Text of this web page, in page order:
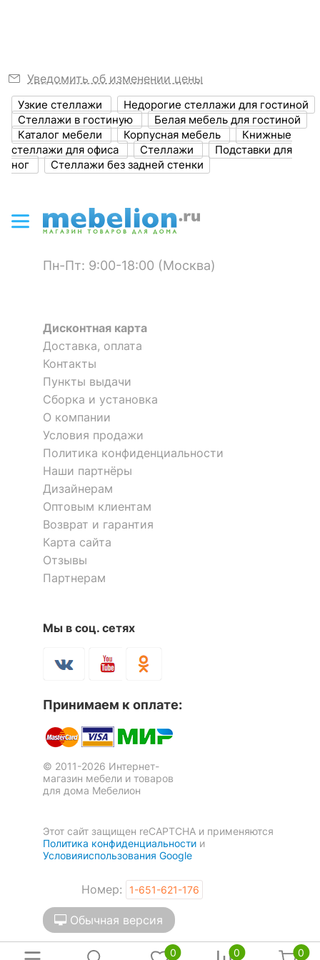
Объем упаковки,
куб. м
?
0.047
Масса брутто, кг 22.1
Цвет корпуса ? белый
ОСОБЕННОСТИ ПРИМЕНЕНИЯ
Рекомендуемые
помещения
Максимальная
нагрузка, кг
на полку - 5 кг
Скрыть
Уведомить об изменении цены
Узкие стеллажи
Недорогие стеллажи для гостиной
Стеллажи в гостиную
Белая мебель для гостиной
Каталог мебели
Корпусная мебель
Книжные
стеллажи для офиса
Стеллажи
Подставки для
ног
Стеллажи без задней стенки
Пн-Пт: 9:00-18:00 (Москва)
Дисконтная карта
Доставка, оплата
Контакты
Пункты выдачи
Сборка и установка
О компании
Условия продажи
Политика конфиденциальности
Наши партнёры
Дизайнерам
Оптовым клиентам
Возврат и гарантия
Карта сайта
Отзывы
Партнерам
Мы в соц. сетях
Принимаем к оплате:
© 2011-2026 Интернет-
магазин мебели и товаров
для дома Мебелион
Этот сайт защищен reCAPTCHA и применяются
Политика конфиденциальности и
Условияиспользования Google
Номер: 1-651-621-176
Обычная версия
0 0 0